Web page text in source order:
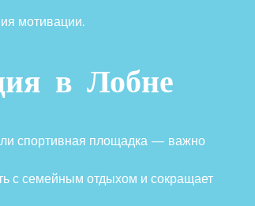
мотивации.
в Лобне
спортивная площадка — важно
с семейным отдыхом и сокращает